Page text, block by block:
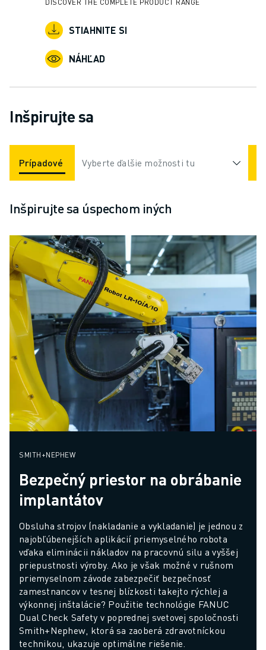
DISCOVER THE COMPLETE PRODUCT RANGE
STIAHNITE SI
NÁHĽAD
Inšpirujte sa
Prípadové Štúdie Aplikácie Odvetvia
Vyberte ďalšie možnosti tu
Inšpirujte sa úspechom iných
SMITH+NEPHEW
Bezpečný priestor na obrábanie
implantátov
Obsluha strojov (nakladanie a vykladanie) je jednou z
najobľúbenejších aplikácií priemyselného robota
vďaka eliminácii nákladov na pracovnú silu a vyššej
priepustnosti výroby. Ako je však možné v rušnom
priemyselnom závode zabezpečiť bezpečnosť
zamestnancov v tesnej blízkosti takejto rýchlej a
výkonnej inštalácie? Použitie technológie FANUC
Dual Check Safety v poprednej svetovej spoločnosti
Smith+Nephew, ktorá sa zaoberá zdravotníckou
technikou, ukazuje optimálne riešenie.